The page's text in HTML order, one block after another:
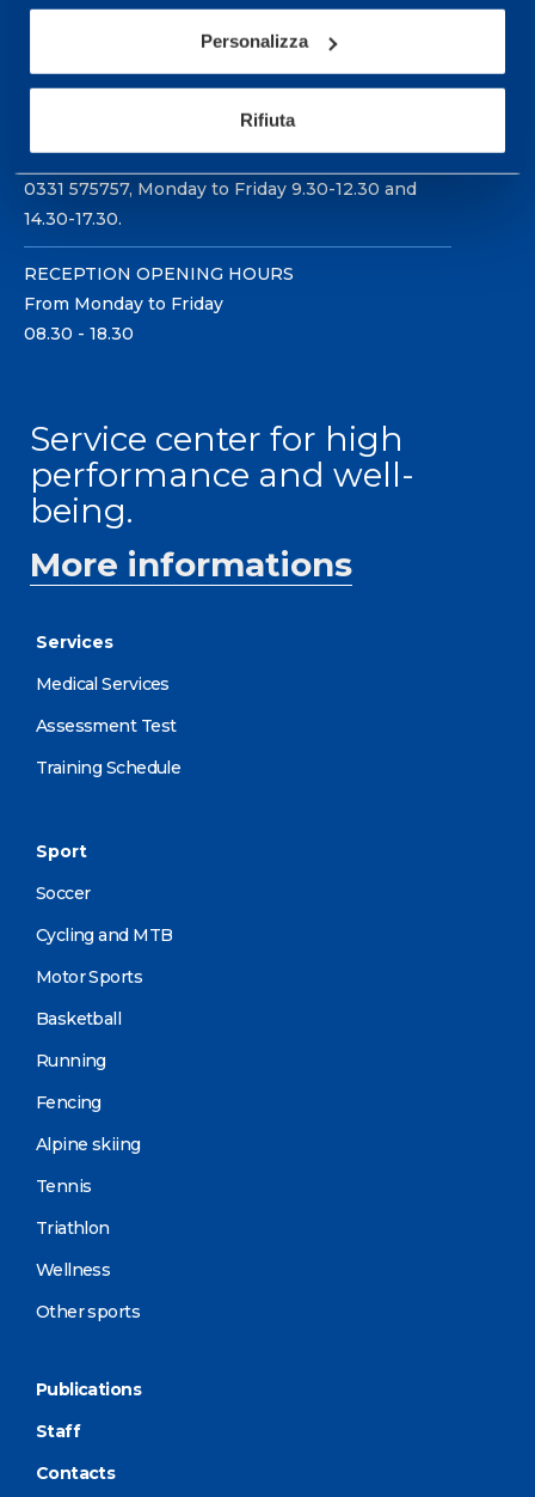
Personalizza
Rifiuta
Sport Service Mapei S.r.l. - Via Busto Fagnano 38,
To book a visit or for further information call +39
0331 575757, Monday to Friday 9.30-12.30 and
14.30-17.30.
RECEPTION OPENING HOURS
From Monday to Friday
08.30 - 18.30
Service center for high
performance and well-
being.
More informations
Services
Medical Services
Assessment Test
Training Schedule
Sport
Soccer
Cycling and MTB
Motor Sports
Basketball
Running
Fencing
Alpine skiing
Tennis
Triathlon
Wellness
Other sports
Publications
Staff
Contacts